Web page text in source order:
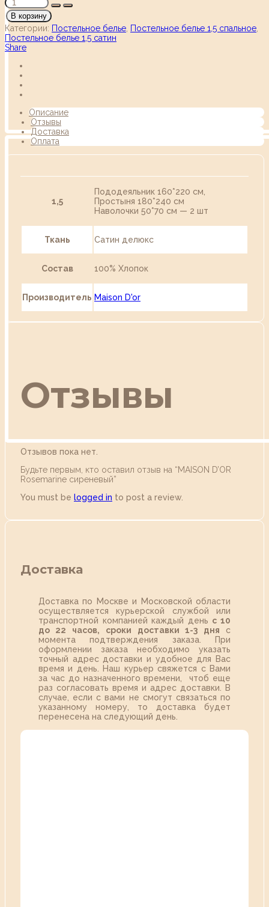
В корзину
Категории: Постельное белье Постельное белье 1,5 спальное
Постельное белье 1,5 сатин
Share
Описание
Отзывы
Доставка
Оплата
1,5
Пододеяльник 160*220 см,
Простыня 180*240 см
Наволочки 50*70 см — 2 шт
Ткань Сатин делюкс
Состав 100% Хлопок
Производитель Maison D'or
Отзывы
Отзывов пока нет.
Будьте первым, кто оставил отзыв на “MAISON D’OR
Rosemarine сиреневый”
You must be logged in to post a review.
Доставка
Доставка по Москве и Московской области
осуществляется курьерской службой или
транспортной компанией каждый день с 10
до 22 часов,
сроки доставки 1-3 дня с
момента подтверждения заказа. При
оформлении заказа необходимо указать
точный адрес доставки и удобное для Вас
время и день. Наш курьер свяжется с Вами
за час до назначенного времени, чтоб еще
раз согласовать время и адрес доставки. В
случае, если с вами не смогут связаться по
указанному номеру, то доставка будет
перенесена на следующий день.